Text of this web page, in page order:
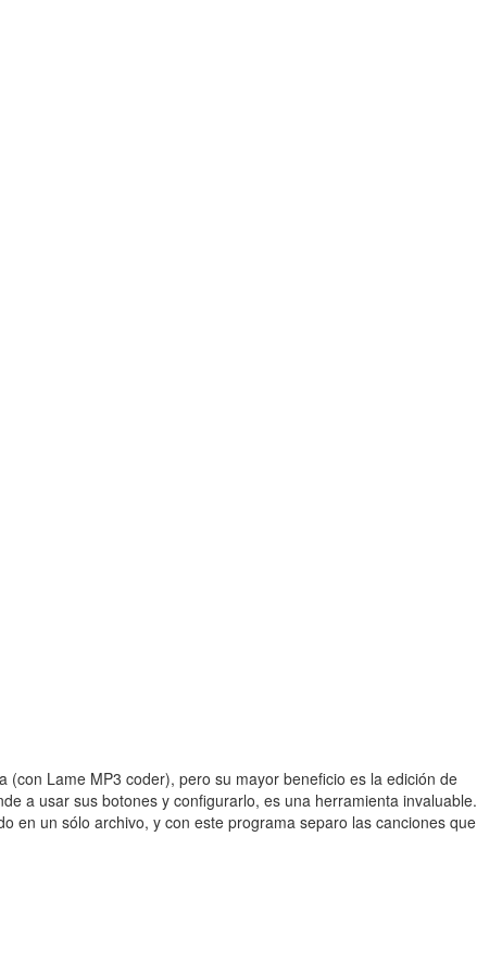
Lame MP3 coder), pero su mayor beneficio es la edición de
a usar sus botones y configurarlo, es una herramienta invaluable.
en un sólo archivo, y con este programa separo las canciones que